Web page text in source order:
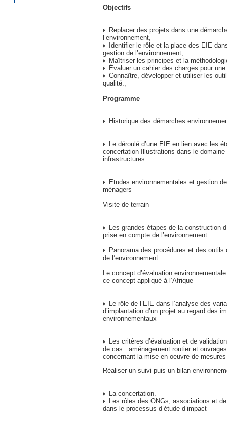
Objectifs
Replacer des projets dans une
l’environnement,
Identifier le rôle et la place des EIE
gestion de l’environnement,
Maîtriser les principes et la
Évaluer un cahier des charges pour
Connaître, développer et utiliser les
qualité.,
Programme
Historique des démarches
Le déroulé d’une EIE en lien avec les
concertation Illustrations dans le
infrastructures
Etudes environnementales et gestion
ménagers
Visite de terrain
Les grandes étapes de la construction
prise en compte de l’environnement
Panorama des procédures et des outils
de l’environnement.
Le concept d’évaluation
ce concept appliqué à l’Afrique
Le rôle de l’EIE dans l’analyse des
d’implantation d’un projet au regard des
environnementaux
Les critères d’évaluation et de
de cas : aménagement routier et
concernant la mise en oeuvre de
Réaliser un suivi puis un bilan
La concertation.
Les rôles des ONGs, associations et
dans le processus d’étude d’impact